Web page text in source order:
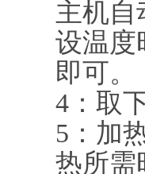
主机自
设温度
即可。
4：取
5：加
热所需